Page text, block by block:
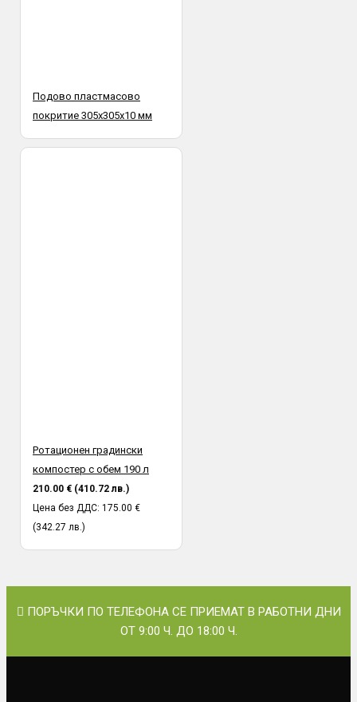
Подово пластмасово
покритие 305х305х10 мм
Ротационен градински
компостер с обем 190 л
210.00 € (410.72 лв.)
Цена без ДДС: 175.00 €
(342.27 лв.)
ПОРЪЧКИ ПО ТЕЛЕФОНА СЕ ПРИЕМАТ В РАБОТНИ ДНИ
ОТ 9:00 Ч. ДО 18:00 Ч.